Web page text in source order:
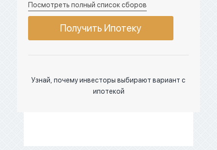
Посмотреть полный список сборов
Получить Ипотеку
Узнай, почему инвесторы выбирают вариант с
ипотекой